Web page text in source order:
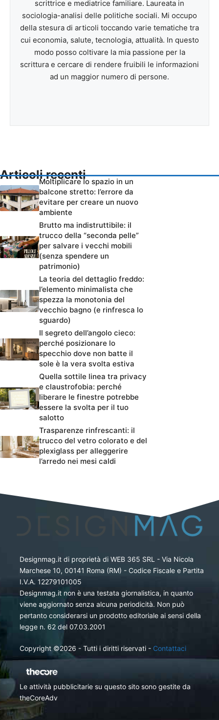
scrittrice e mediatrice familiare. Laureata in
sociologia-analisi delle politiche sociali. Mi occupo
della stesura di articoli toccando varie tematiche tra
cui economia, salute, tecnologia, attualità. In questo
modo posso coltivare la mia passione per la
scrittura e cercare di rendere fruibili le informazioni
ad un maggior numero di persone.
Articoli recenti
Moltiplicare lo spazio in un
balcone stretto: l’errore da
evitare per creare un nuovo
ambiente
Brutto ma indistruttibile: il
trucco della “seconda pelle”
per salvare i vecchi mobili
(senza spendere un
patrimonio)
La teoria del dettaglio freddo:
l’elemento minimalista che
spezza la monotonia del
vecchio bagno (e rinfresca lo
sguardo)
Il segreto dell’angolo cieco:
perché posizionare lo
specchio dove non batte il
sole è la vera svolta estiva
Quella sottile linea tra privacy
e claustrofobia: perché
liberare le finestre potrebbe
essere la svolta per il tuo
salotto
Trasparenze rinfrescanti: il
trucco del vetro colorato e del
plexiglass per alleggerire
l’arredo nei mesi caldi
Designmag.it di proprietà di WEB 365 SRL - Via Nicola
Marchese 10, 00141 Roma (RM) - Codice Fiscale e Partita
I.V.A. 12279101005
Designmag.it non è una testata giornalistica, in quanto
viene aggiornato senza alcuna periodicità. Non può
pertanto considerarsi un prodotto editoriale ai sensi della
legge n. 62 del 07.03.2001
Copyright ©2026 - Tutti i diritti riservati - Contattaci
Le attività pubblicitarie su questo sito sono gestite da
theCoreAdv